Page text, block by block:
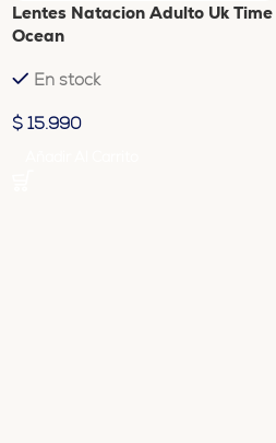
Lentes Natacion Adulto Uk Time
Ocean
En stock
$ 15.990